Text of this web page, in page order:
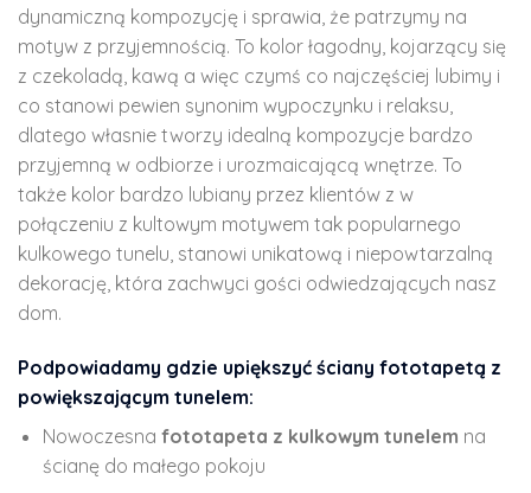
dynamiczną kompozycję i sprawia, że patrzymy na
motyw z przyjemnością. To kolor łagodny, kojarzący się
z czekoladą, kawą a więc czymś co najczęściej lubimy i
co stanowi pewien synonim wypoczynku i relaksu,
dlatego własnie tworzy idealną kompozycje bardzo
przyjemną w odbiorze i urozmaicającą wnętrze. To
także kolor bardzo lubiany przez klientów z w
połączeniu z kultowym motywem tak popularnego
kulkowego tunelu, stanowi unikatową i niepowtarzalną
dekorację, która zachwyci gości odwiedzających nasz
dom.
Podpowiadamy gdzie upiększyć ściany fototapetą z
powiększającym tunelem:
Nowoczesna fototapeta z kulkowym tunelem na
ścianę do małego pokoju